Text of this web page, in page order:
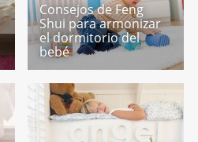
Consejos de Feng
Shui para armonizar
el dormitorio del
bebé